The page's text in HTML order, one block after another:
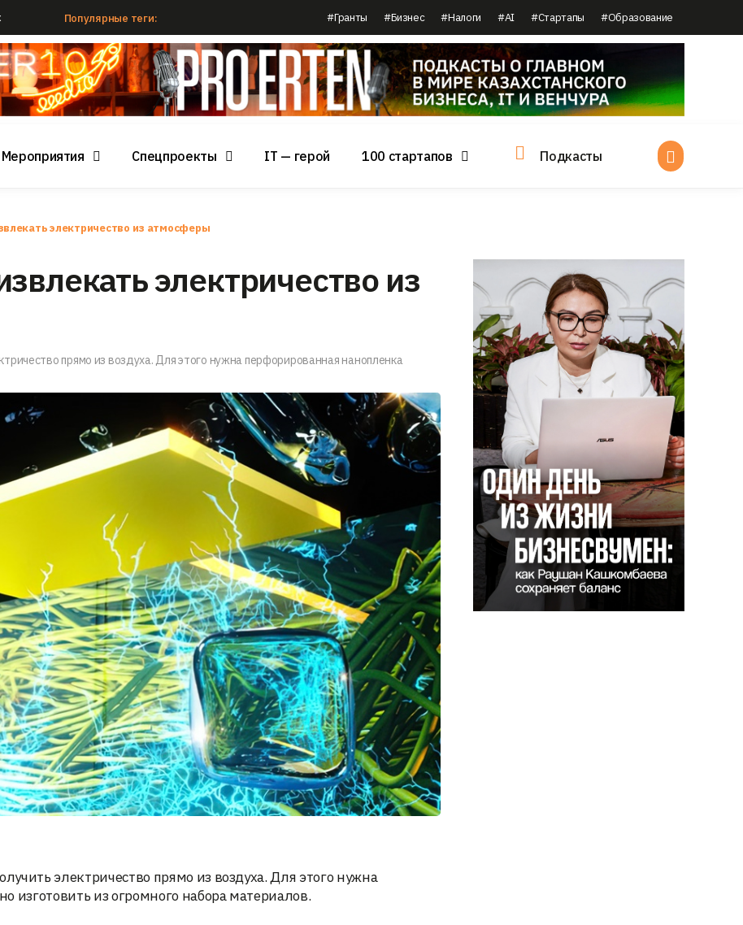
Популярные теги: #Гранты #Бизнес #Налоги #AI #Стартапы #Образование
Мероприятия Спецпроекты IT — герой 100 стартапов Подкасты
электричество из атмосферы
электричество из
прямо из воздуха. Для этого нужна перфорированная нанопленка
электричество прямо из воздуха. Для этого нужна
из огромного набора материалов.